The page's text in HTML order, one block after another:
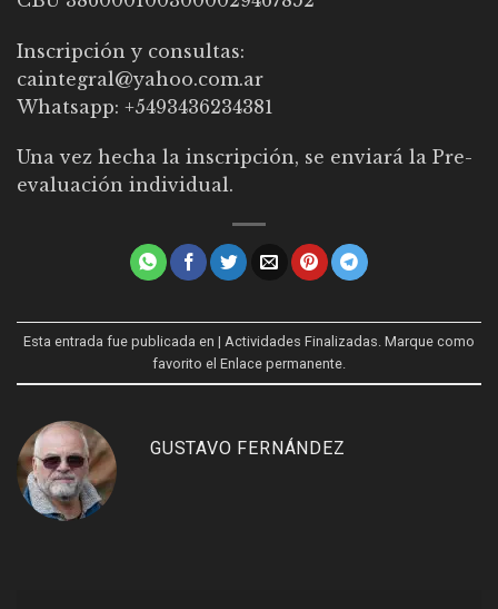
Inscripción y consultas:
caintegral@yahoo.com.ar
Whatsapp: +5493436234381
Una vez hecha la inscripción, se enviará la Pre-
evaluación individual.
Esta entrada fue publicada en | Actividades Finalizadas . Marque como
favorito el Enlace permanente
GUSTAVO FERNÁNDEZ